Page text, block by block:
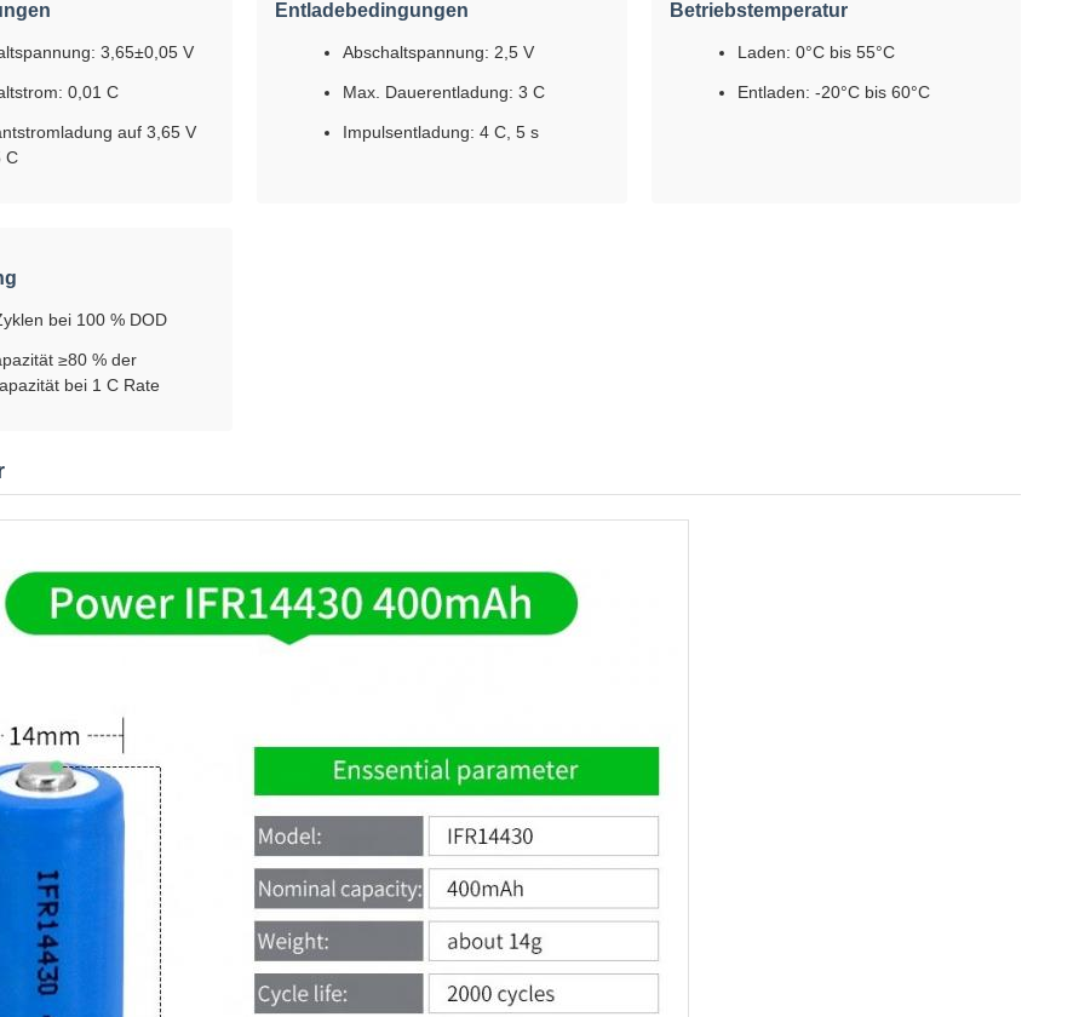
3,65±0,05 V
0,01 C
auf 3,65 V
C
Entladebedingungen
Abschaltspannung: 2,5 V
Max. Dauerentladung: 3 C
Impulsentladung: 4 C, 5 s
Betriebstemperatur
Laden: 0°C bis 55°C
Entladen: -20°C bis 60°C
bei 100 % DOD
≥80 % der
bei 1 C Rate